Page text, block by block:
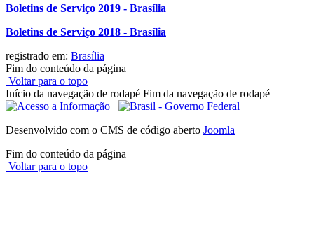
Boletins de Serviço 2019 - Brasília
Boletins de Serviço 2018 - Brasília
registrado em: Brasília
Fim do conteúdo da página
Voltar para o topo
Início da navegação de rodapé Fim da navegação de rodapé
Desenvolvido com o CMS de código aberto Joomla
Fim do conteúdo da página
Voltar para o topo